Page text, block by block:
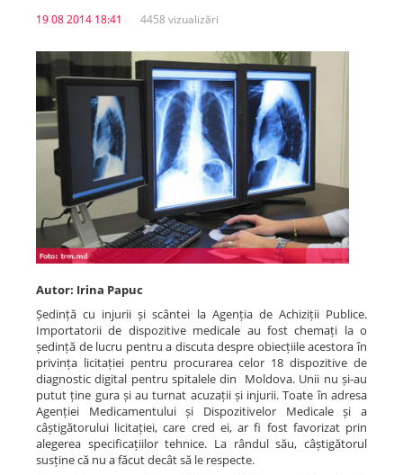
SanoTeca
19 08 2014 18:41 4458 vizualizări
Autor: Irina Papuc
Ședință cu injurii și scântei la Agenția de Achiziții Publice.
Importatorii de dispozitive medicale au fost chemați la o
ședință de lucru pentru a discuta despre obiecțiile acestora în
privința licitației pentru procurarea celor 18 dispozitive de
diagnostic digital pentru spitalele din Moldova. Unii nu și-au
putut ține gura și au turnat acuzații și injurii. Toate în adresa
Agenției Medicamentului și Dispozitivelor Medicale și a
câștigătorului licitației, care cred ei, ar fi fost favorizat prin
alegerea specificațiilor tehnice. La rândul său, câștigătorul
susține că nu a făcut decât să le respecte.